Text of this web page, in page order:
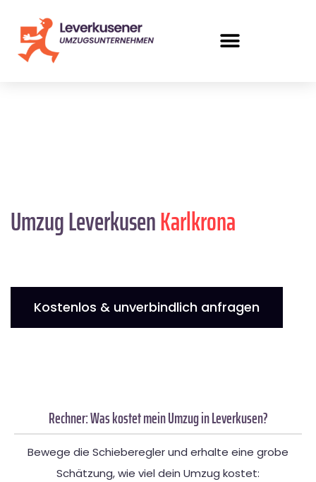
Umzug LeverkusenKarlkrona
Kostenlos & unverbindlich anfragen
Rechner: Was kostet mein Umzug in Leverkusen?
Bewege die Schieberegler und erhalte eine grobe
Schätzung, wie viel dein Umzug kostet: